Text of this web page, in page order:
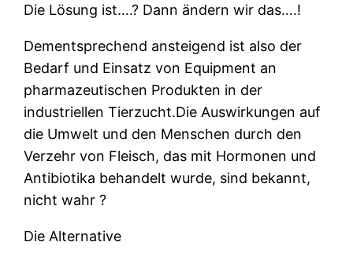
Die Lösung ist….? Dann ändern wir das….!
Dementsprechend ansteigend ist also der
Bedarf und Einsatz von Equipment an
pharmazeutischen Produkten in der
industriellen Tierzucht.Die Auswirkungen auf
die Umwelt und den Menschen durch den
Verzehr von Fleisch, das mit Hormonen und
Antibiotika behandelt wurde, sind bekannt,
nicht wahr ?
Die Alternative